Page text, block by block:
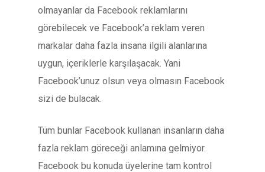
olmayanlar da Facebook reklamlarını
görebilecek ve Facebook’a reklam veren
markalar daha fazla insana ilgili alanlarına
uygun, içeriklerle karşılaşacak. Yani
Facebook’unuz olsun veya olmasın Facebook
sizi de bulacak.
Tüm bunlar Facebook kullanan insanların daha
fazla reklam göreceği anlamına gelmiyor.
Facebook bu konuda üyelerine tam kontrol